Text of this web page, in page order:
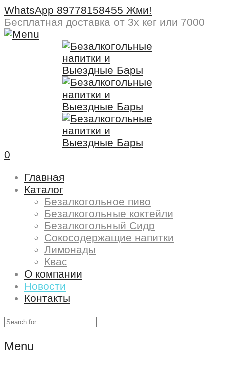
WhatsApp 89778158455 Жми!
Бесплатная доставка от 3х кег или 7000
0
Главная
Каталог
Безалкогольное пиво
Безалкогольные коктейли
Безалкогольный Сидр
Сокосодержащие напитки
Лимонады
Квас
О компании
Новости
Контакты
Menu